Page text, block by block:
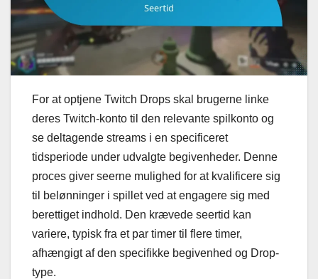
For at optjene Twitch Drops skal brugerne linke
deres Twitch-konto til den relevante spilkonto og
se deltagende streams i en specificeret
tidsperiode under udvalgte begivenheder. Denne
proces giver seerne mulighed for at kvalificere sig
til belønninger i spillet ved at engagere sig med
berettiget indhold. Den krævede seertid kan
variere, typisk fra et par timer til flere timer,
afhængigt af den specifikke begivenhed og Drop-
type.